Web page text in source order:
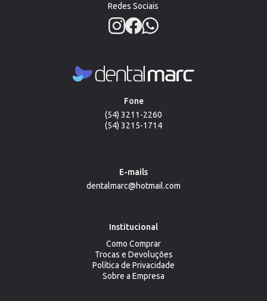
Redes Sociais
Fone
(54) 3211-2260
(54) 3215-1714
E-mails
dentalmarc@hotmail.com
Institucional
Como Comprar
Trocas e Devoluções
Política de Privacidade
Sobre a Empresa